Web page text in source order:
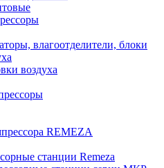
влагоотделители, блоки
воздуха
REMEZA
станции Remeza